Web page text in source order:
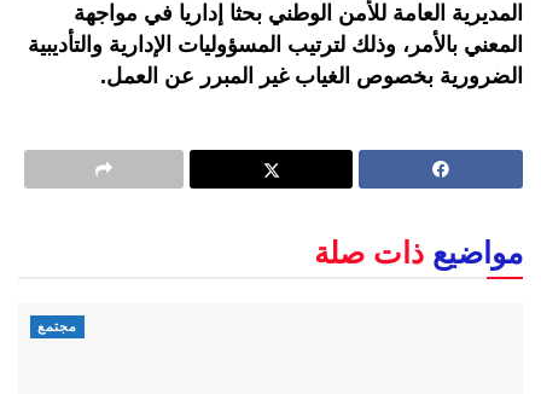
المديرية العامة للأمن الوطني بحثا إداريا في مواجهة
المعني بالأمر، وذلك لترتيب المسؤوليات الإدارية والتأديبية
الضرورية بخصوص الغياب غير المبرر عن العمل.
مواضيع ذات صلة
مجتمع